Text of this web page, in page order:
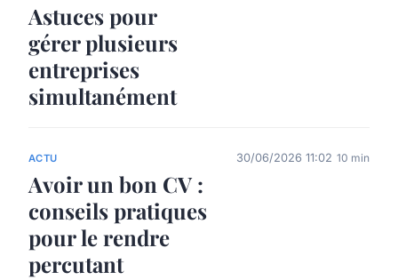
Astuces pour
gérer plusieurs
entreprises
simultanément
ACTU
Avoir un bon CV :
conseils pratiques
pour le rendre
percutant
30/06/2026 11:02 10 min